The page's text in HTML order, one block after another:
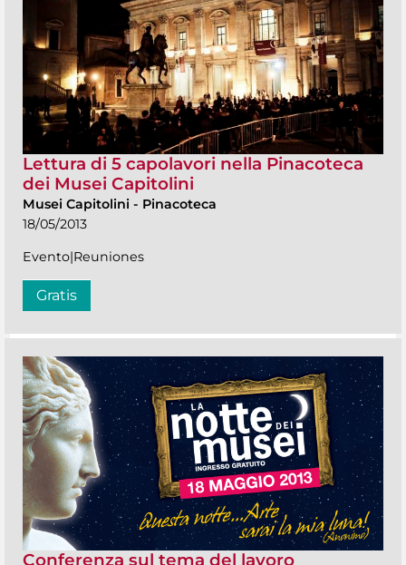
Lettura di 5 capolavori nella Pinacoteca
dei Musei Capitolini
Musei Capitolini - Pinacoteca
18/05/2013
Evento|Reuniones
Gratis
Conferenza sul tema del lavoro